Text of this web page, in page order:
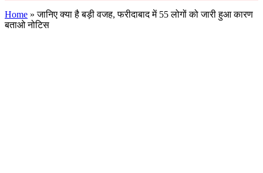
Home »जानिए क्या है बड़ी वजह, फरीदाबाद में 55 लोगों को जारी हुआ कारण
बताओ नोटिस